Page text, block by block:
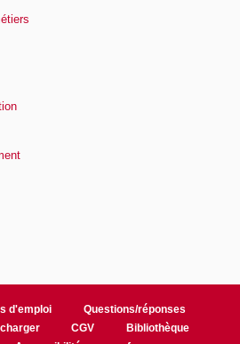
d'emploi
Questions/réponses
CGV
Bibliothèque